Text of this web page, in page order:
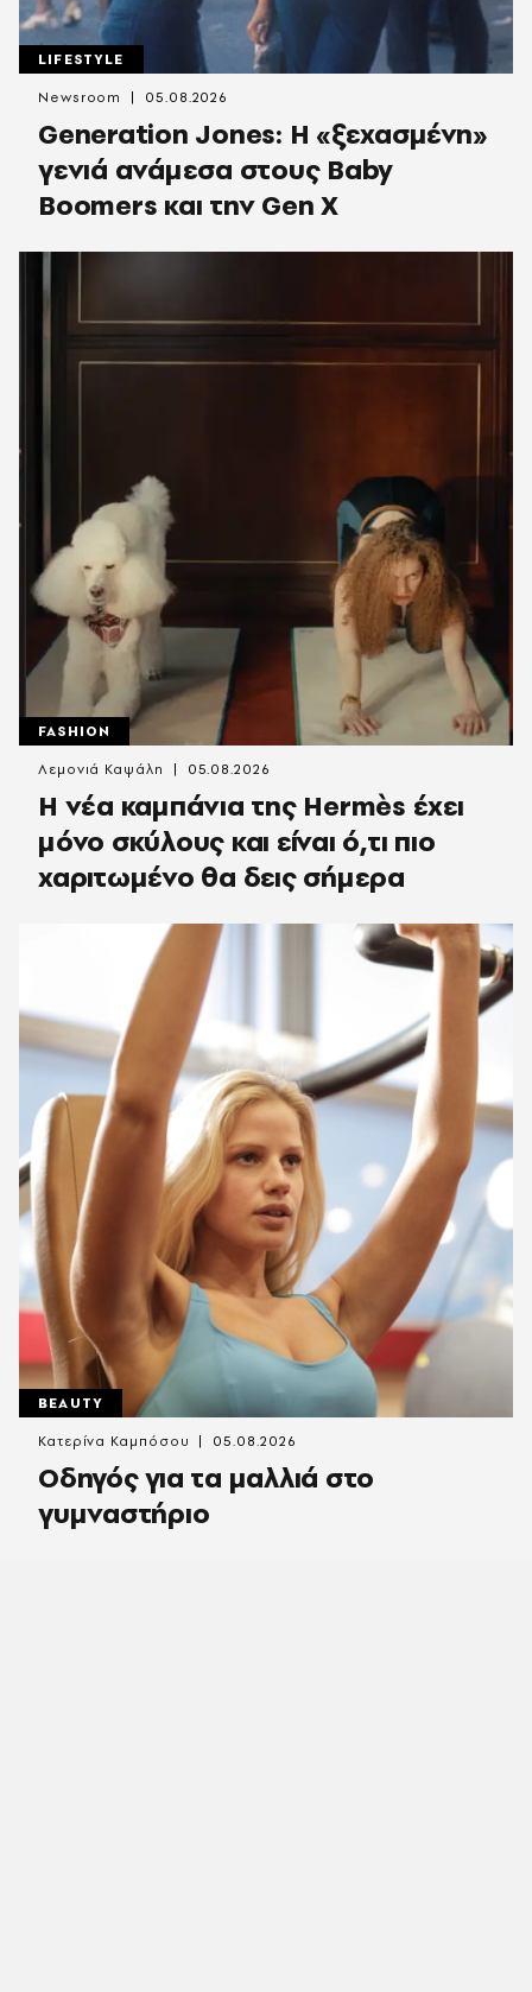
LIFESTYLE
Generation Jones: Η «ξεχασμένη»
γενιά ανάμεσα στους Baby
Boomers και την Gen X
Newsroom 05.08.2026
FASHION
Η νέα καμπάνια της Hermès έχει
μόνο σκύλους και είναι ό,τι πιο
χαριτωμένο θα δεις σήμερα
Λεμονιά Καψάλη 05.08.2026
BEAUTY
Οδηγός για τα μαλλιά στο
γυμναστήριο
Κατερίνα Καμπόσου 05.08.2026